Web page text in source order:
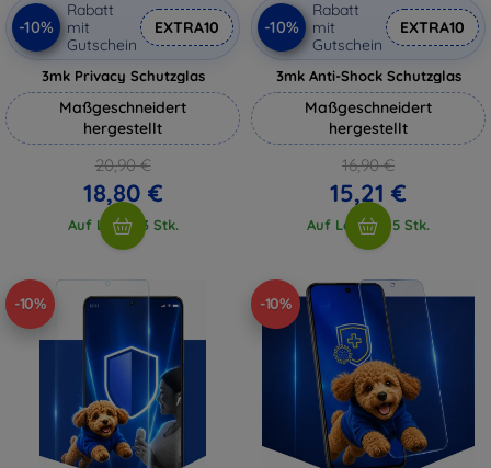
-10%
Rabatt
mit
Gutschein
EXTRA10
3mk Privacy Schutzglas
Maßgeschneidert
hergestellt
20,90 €
18,80 €
Auf Lager 3 Stk.
-10%
Rabatt
mit
Gutschein
EXTRA10
3mk Anti-Shock Schutzglas
Maßgeschneidert
hergestellt
16,90 €
15,21 €
Auf Lager > 5 Stk.
-10% -10%